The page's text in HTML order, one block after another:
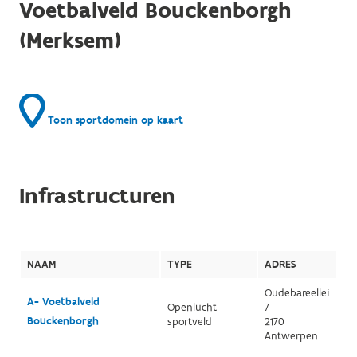
Voetbalveld Bouckenborgh
(Merksem)
Toon sportdomein op kaart
Infrastructuren
NAAM TYPE ADRES
A- Voetbalveld
Bouckenborgh
Openlucht
sportveld
Oudebareellei
7
2170
Antwerpen